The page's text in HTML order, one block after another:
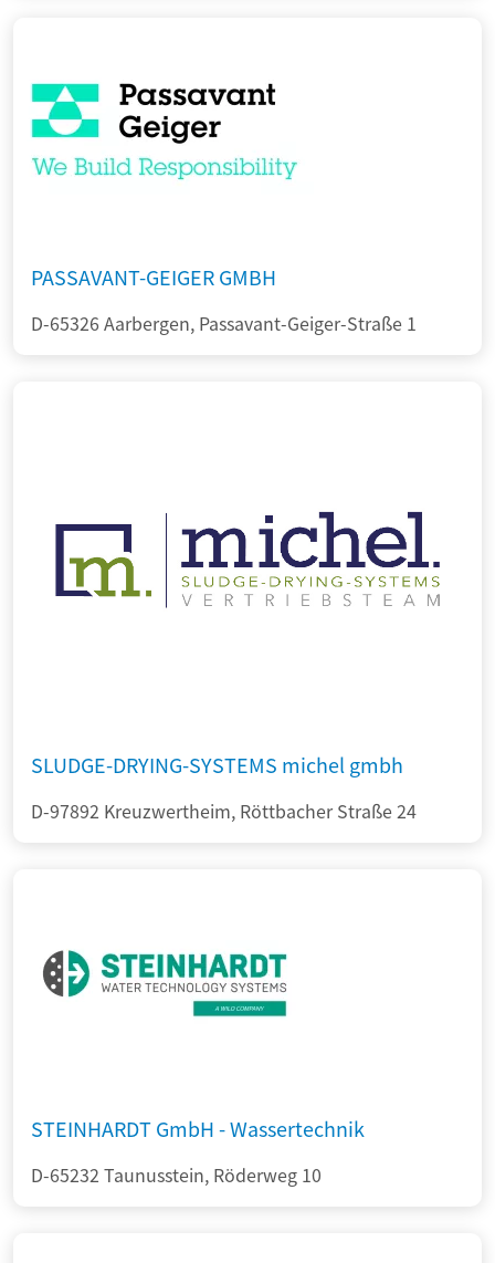
PASSAVANT-GEIGER GMBH
D-65326 Aarbergen, Passavant-Geiger-Straße 1
SLUDGE-DRYING-SYSTEMS michel gmbh
D-97892 Kreuzwertheim, Röttbacher Straße 24
STEINHARDT GmbH - Wassertechnik
D-65232 Taunusstein, Röderweg 10